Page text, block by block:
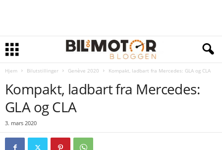
Hjem Bilutstillinger Genève 2020 Kompakt, ladbart fra Mercedes: GLA og CLA
Kompakt, ladbart fra Mercedes:
GLA og CLA
3. mars 2020